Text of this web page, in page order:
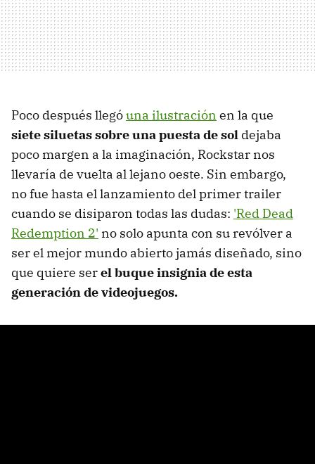
Poco después llegóuna ilustración en la que
siete siluetas sobre una puesta de sol dejaba
poco margen a la imaginación, Rockstar nos
llevaría de vuelta al lejano oeste. Sin embargo,
no fue hasta el lanzamiento del primer trailer
cuando se disiparon todas las dudas: 'Red Dead
Redemption 2' no solo apunta con su revólver a
ser el mejor mundo abierto jamás diseñado, sino
que quiere serel buque insignia de esta
generación de videojuegos.